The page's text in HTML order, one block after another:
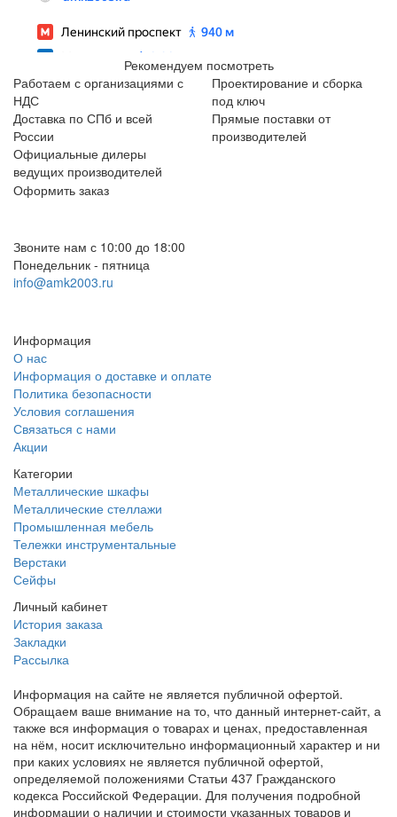
Рекомендуем посмотреть
Работаем с организациями с
НДС
Проектирование и сборка
под ключ
Доставка по СПб и всей
России
Прямые поставки от
производителей
Официальные дилеры
ведущих производителей
Оформить заказ
Звоните нам с 10:00 до 18:00
Понедельник - пятница
info@amk2003.ru
Информация
О нас
Информация о доставке и оплате
Политика безопасности
Условия соглашения
Связаться с нами
Акции
Категории
Металлические шкафы
Металлические стеллажи
Промышленная мебель
Тележки инструментальные
Верстаки
Сейфы
Личный кабинет
История заказа
Закладки
Рассылка
Информация на сайте не является публичной офертой.
Обращаем ваше внимание на то, что данный интернет-сайт, а
также вся информация о товарах и ценах, предоставленная
на нём, носит исключительно информационный характер и ни
при каких условиях не является публичной офертой,
определяемой положениями Статьи 437 Гражданского
кодекса Российской Федерации. Для получения подробной
информации о наличии и стоимости указанных товаров и